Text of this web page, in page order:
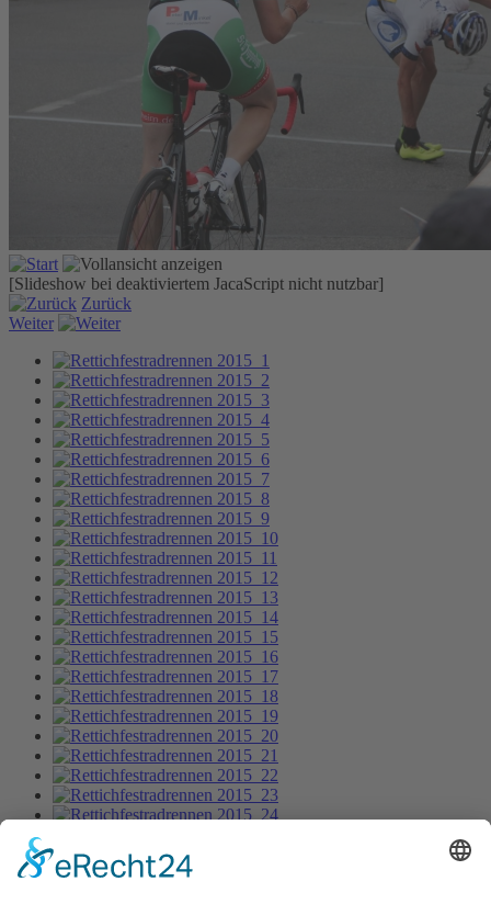
[Slideshow bei deaktiviertem JacaScript nicht nutzbar]
Zurück
Weiter